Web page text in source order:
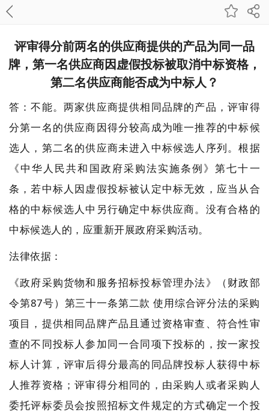
评审得分前两名的供应商提供的产品为同一品
牌，第一名供应商因虚假投标被取消中标资格，
第二名供应商能否成为中标人？
答：不能。两家供应商提供相同品牌的产品，评审得
分第一名的供应商因得分较高成为唯一推荐的中标候
选人，第二名的供应商未进入中标候选人序列。根据
《中华人民共和国政府采购法实施条例》第七十一
条，若中标人因虚假投标被认定中标无效，应当从合
格的中标候选人中另行确定中标供应商。没有合格的
中标候选人的，应重新开展政府采购活动。
法律依据：
《政府采购货物和服务招标投标管理办法》（财政部
令第87号）第三十一条第二款 使用综合评分法的采购
项目，提供相同品牌产品且通过资格审查、符合性审
查的不同投标人参加同一合同项下投标的，按一家投
标人计算，评审后得分最高的同品牌投标人获得中标
人推荐资格；评审得分相同的，由采购人或者采购人
委托评标委员会按照招标文件规定的方式确定一个投